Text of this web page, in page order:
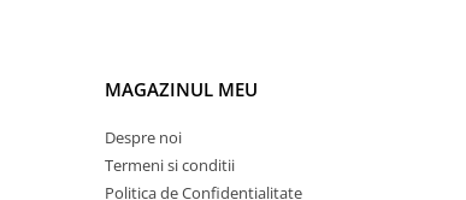
MAGAZINUL MEU
Despre noi
Termeni si conditii
Politica de Confidentialitate